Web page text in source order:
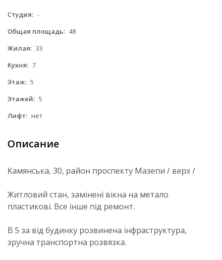
Студия: -
Общая площадь: 48
Жилая: 33
Кухня: 7
Этаж: 5
Этажей: 5
Лифт: нет
Описание
Камянська, 30, район проспекту Мазепи / верх /
Житловий стан, замінені вікна на метало
пластикові. Все інше під ремонт.
В 5 за від будинку розвинена інфраструктура,
зручна транспортна розвязка.